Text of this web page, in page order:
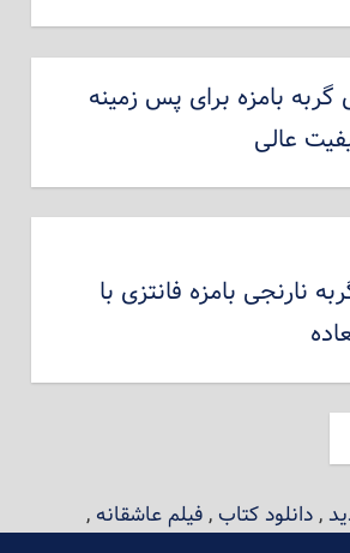
بامزه برای پس زمینه
نارنجی بامزه فانتزی با
,دانلود کتاب,فیلم عاشقانه ,